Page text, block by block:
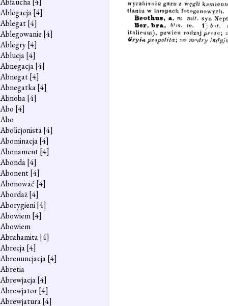
Ablegacja[4]
Ablegat[4]
Ablegowanie [4]
Ablegry[4]
Ablucja[4]
Abnegacja[4]
Abnegat[4]
Abnegatka[4]
Abnoba[4]
Abo [4]
Abo
Abolicjonista[4]
Abominacja[4]
Abonament[4]
Abonda[4]
Abonent[4]
Abonować [4]
Abordaż[4]
Aborygieni[4]
Abowiem[4]
Abowiem
Abrahamita[4]
Abrecja[4]
Abrenuncjacja[4]
Abretia
Abrewjacja[4]
Abrewjator[4]
Abrewjatura[4]